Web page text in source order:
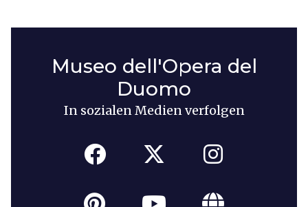
Museo dell'Opera del
Duomo
In sozialen Medien verfolgen